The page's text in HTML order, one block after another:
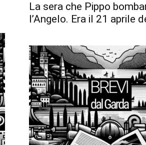
La sera che Pippo
l’Angelo. Era il 21 aprile